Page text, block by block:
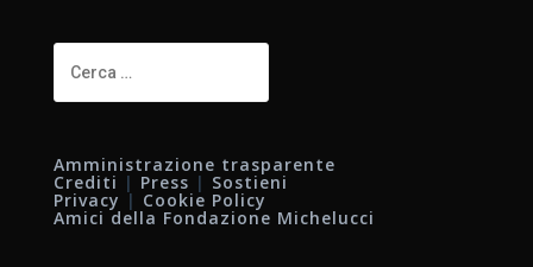
per:
Amministrazione trasparente
Crediti | Press | Sostieni
Privacy | Cookie Policy
Amici della Fondazione Michelucci